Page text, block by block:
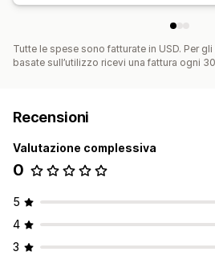
Risoluzione degli errori
Tutte le spese sono fatturate in USD. Per
basate sull’utilizzo ricevi una fattura ogni
Recensioni
Valutazione complessiva
0
5
4
3